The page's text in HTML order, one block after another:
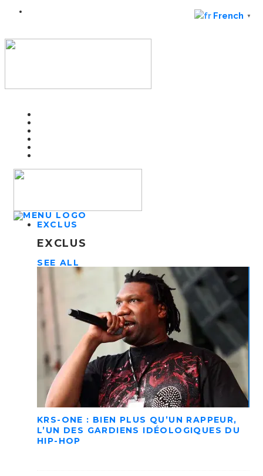
EXCLUS
EXCLUS
SEE ALL
KRS-ONE : BIEN PLUS QU’UN RAPPEUR,
L’UN DES GARDIENS IDÉOLOGIQUES DU
HIP-HOP
French ▼